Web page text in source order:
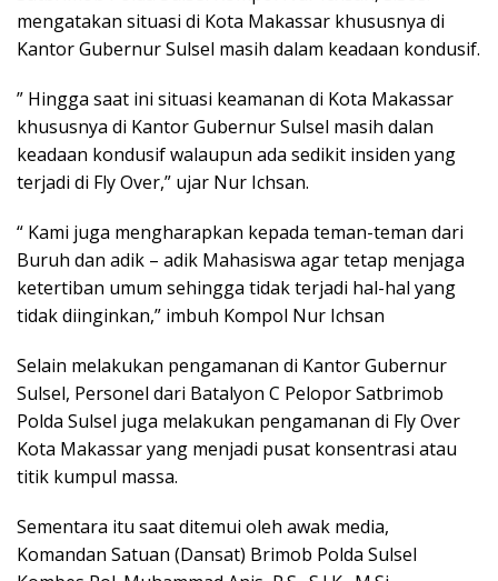
mengatakan situasi di Kota Makassar khususnya di
Kantor Gubernur Sulsel masih dalam keadaan kondusif.
” Hingga saat ini situasi keamanan di Kota Makassar
khususnya di Kantor Gubernur Sulsel masih dalan
keadaan kondusif walaupun ada sedikit insiden yang
terjadi di Fly Over,” ujar Nur Ichsan.
“ Kami juga mengharapkan kepada teman-teman dari
Buruh dan adik – adik Mahasiswa agar tetap menjaga
ketertiban umum sehingga tidak terjadi hal-hal yang
tidak diinginkan,” imbuh Kompol Nur Ichsan
Selain melakukan pengamanan di Kantor Gubernur
Sulsel, Personel dari Batalyon C Pelopor Satbrimob
Polda Sulsel juga melakukan pengamanan di Fly Over
Kota Makassar yang menjadi pusat konsentrasi atau
titik kumpul massa.
Sementara itu saat ditemui oleh awak media,
Komandan Satuan (Dansat) Brimob Polda Sulsel